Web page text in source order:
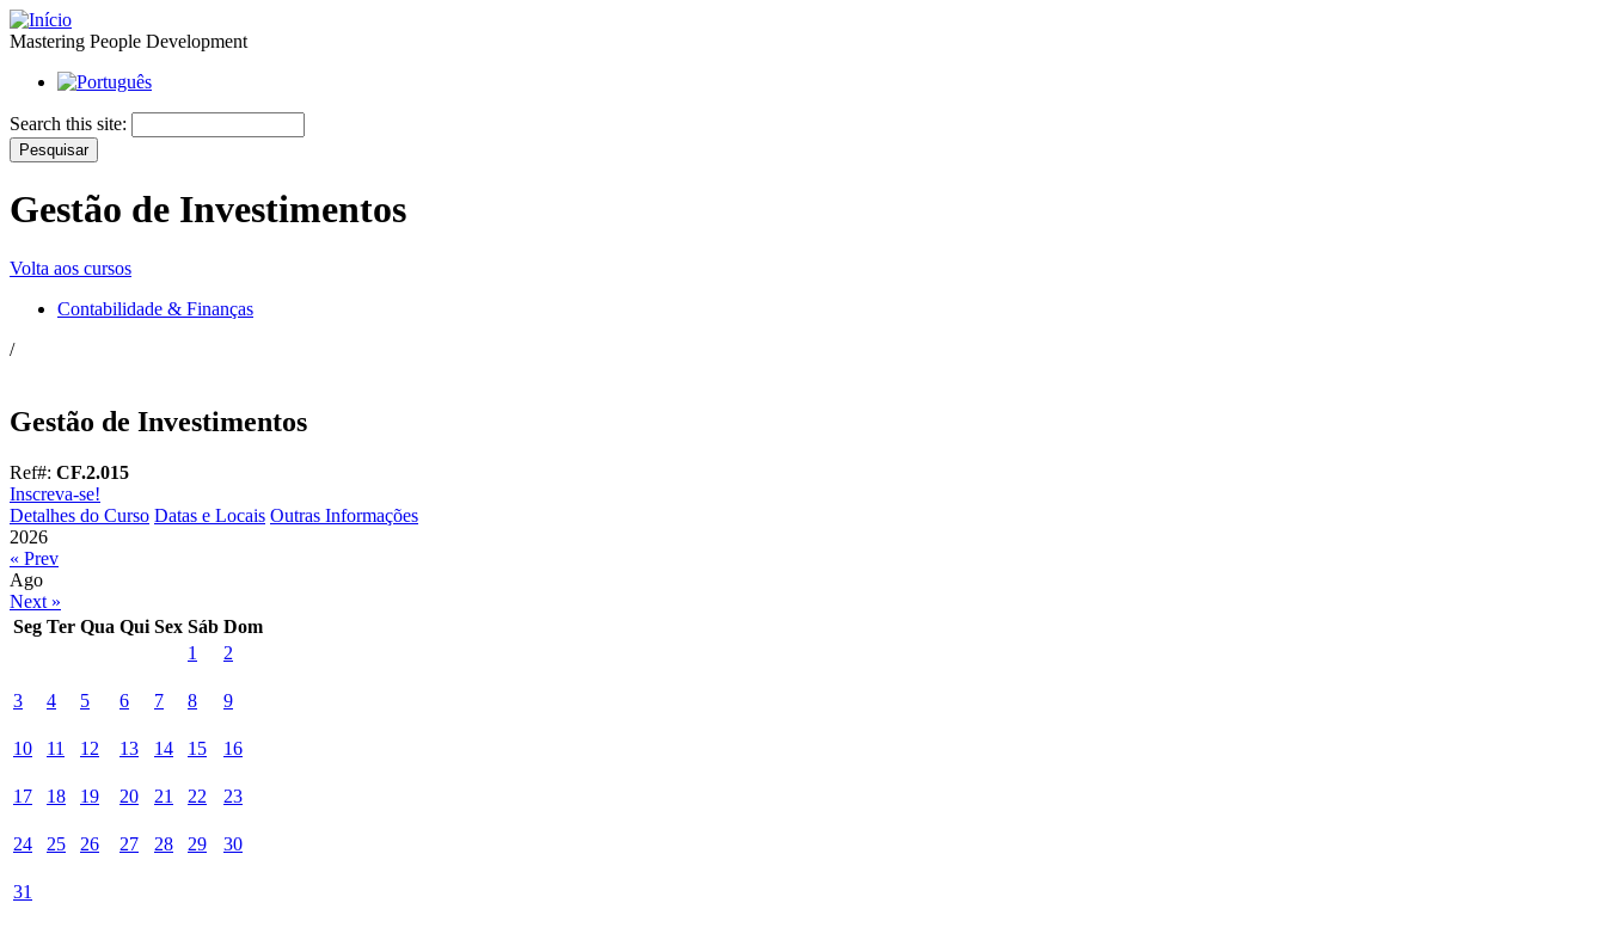
Mastering People Development
Search this site:
Gestão de Investimentos
Volta aos cursos
Contabilidade & Finanças
/
Gestão de Investimentos
Ref#: CF.2.015
Inscreva-se!
Detalhes do Curso Datas e Locais Outras Informações
2026
« Prev
Ago
Next »
Seg Ter Qua Qui Sex Sáb Dom
1
2
3 4 5 6 7 8 9
10 11 12 13 14 15 16
17 18 19 20 21 22 23
24 25 26 27 28 29 30
31